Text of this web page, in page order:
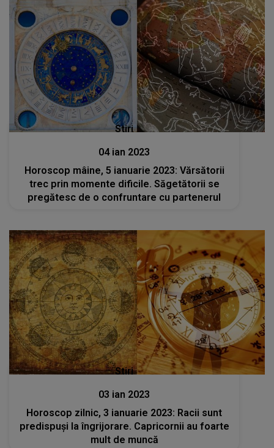
Stiri
04 ian 2023
Horoscop mâine, 5 ianuarie 2023: Vărsătorii
trec prin momente dificile. Săgetătorii se
pregătesc de o confruntare cu partenerul
Stiri
03 ian 2023
Horoscop zilnic, 3 ianuarie 2023: Racii sunt
predispuși la îngrijorare. Capricornii au foarte
mult de muncă